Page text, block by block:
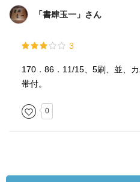
「書肆玉一」さん
3
170．86．11/15、5刷、並、
帯付。
0